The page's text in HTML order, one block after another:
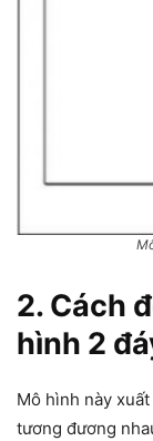
2. Cách
hình 2
Mô hình này
tương đương